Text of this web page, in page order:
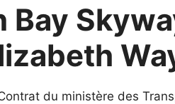
Bay
du ministère des